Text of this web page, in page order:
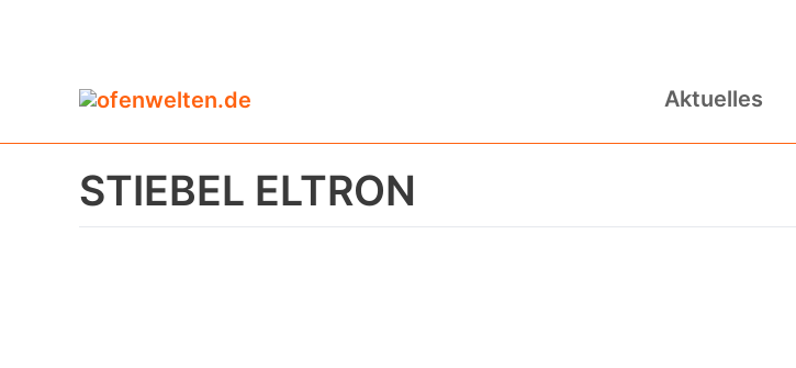
springen
Aktuelles
STIEBEL ELTRON